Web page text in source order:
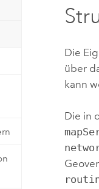
Die
über
kann
Die in